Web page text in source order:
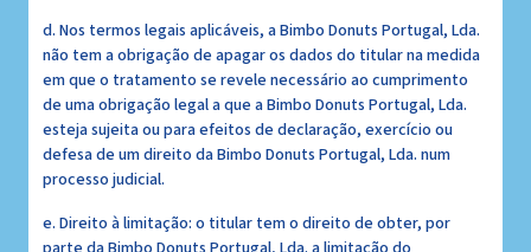
d. Nos termos legais aplicáveis, a Bimbo Donuts Portugal, Lda.
não tem a obrigação de apagar os dados do titular na medida
em que o tratamento se revele necessário ao cumprimento
de uma obrigação legal a que a Bimbo Donuts Portugal, Lda.
esteja sujeita ou para efeitos de declaração, exercício ou
defesa de um direito da Bimbo Donuts Portugal, Lda. num
processo judicial.
e. Direito à limitação: o titular tem o direito de obter, por